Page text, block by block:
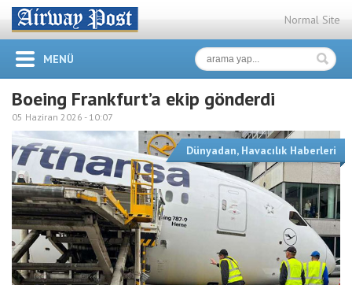
Normal Site
MENÜ
Boeing Frankfurt’a ekip gönderdi
05 Haziran 2026 - 10:07
Dünyadan, Havacılık Haberleri